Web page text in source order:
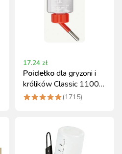
17.24 zł
Poidełkodla gryzoni i
królików Classic 1100
ml Kerbl
(1715)